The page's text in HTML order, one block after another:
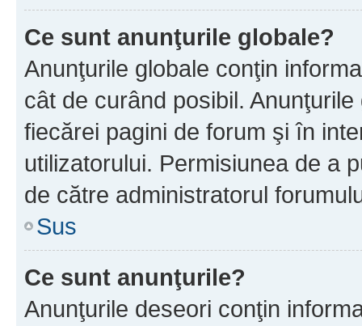
Ce sunt anunţurile globale?
Anunţurile globale conţin
cât de curând posibil.
fiecărei pagini de forum şi în
utilizatorului. Permisiunea de a
de către administratorul
Sus
Ce sunt anunţurile?
Anunţurile deseori conţin